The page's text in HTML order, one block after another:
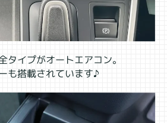
タイプがオートエアコン。
も搭載されています♪